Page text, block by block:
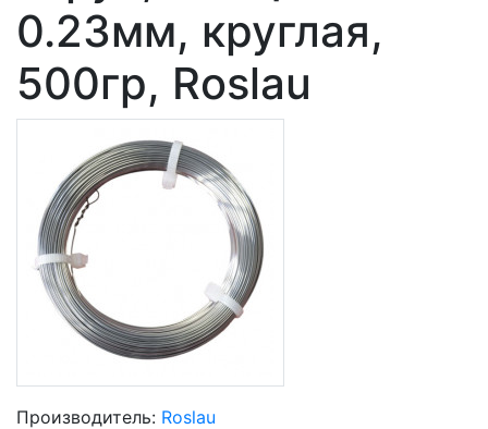
0.23мм, круглая,
500гр, Roslau
Производитель: Roslau